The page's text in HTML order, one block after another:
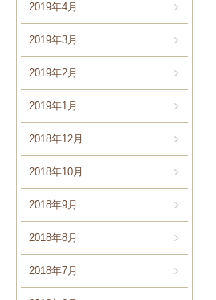
2019年4月
2019年3月
2019年2月
2019年1月
2018年12月
2018年10月
2018年9月
2018年8月
2018年7月